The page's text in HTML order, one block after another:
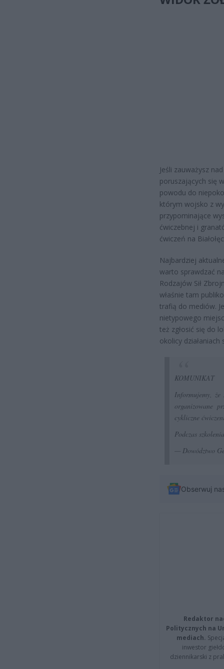
Jeśli zauważysz
poruszających się
powodu do
którym wojsko z
przypominające
ćwiczebnej i
ćwiczeń na
Najbardziej
warto sprawdzać
Rodzajów Sił
właśnie tam
trafią do mediów.
nietypowego
też zgłosić się do
okolicy działaniach
KOMUNIKAT
Informujemy,
organizowane
cykliczne
Podczas
— Dowództwo
Obserwuj
Redaktor
Politycznych na
mediach.
inwestor
dziennikarski z